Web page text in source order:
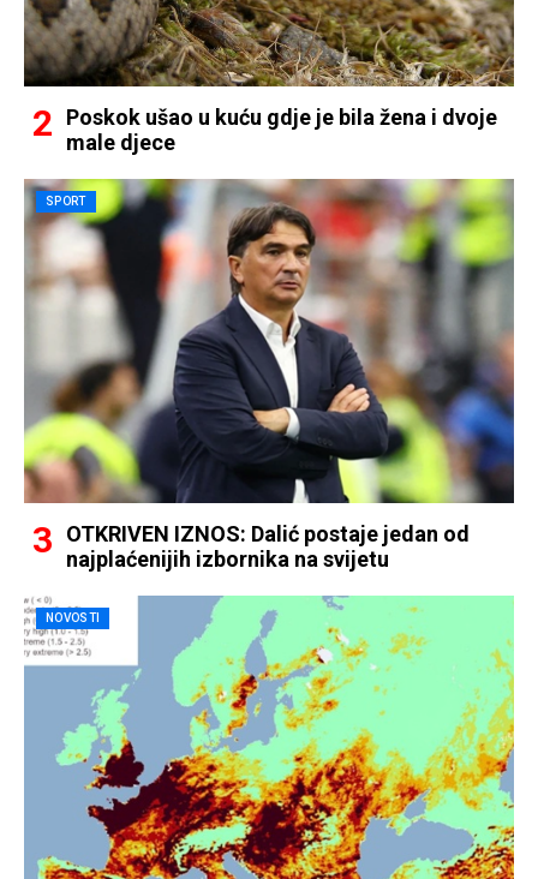
Poskok ušao u kuću gdje je bila žena i dvoje
male djece
SPORT
OTKRIVEN IZNOS: Dalić postaje jedan od
najplaćenijih izbornika na svijetu
NOVOSTI